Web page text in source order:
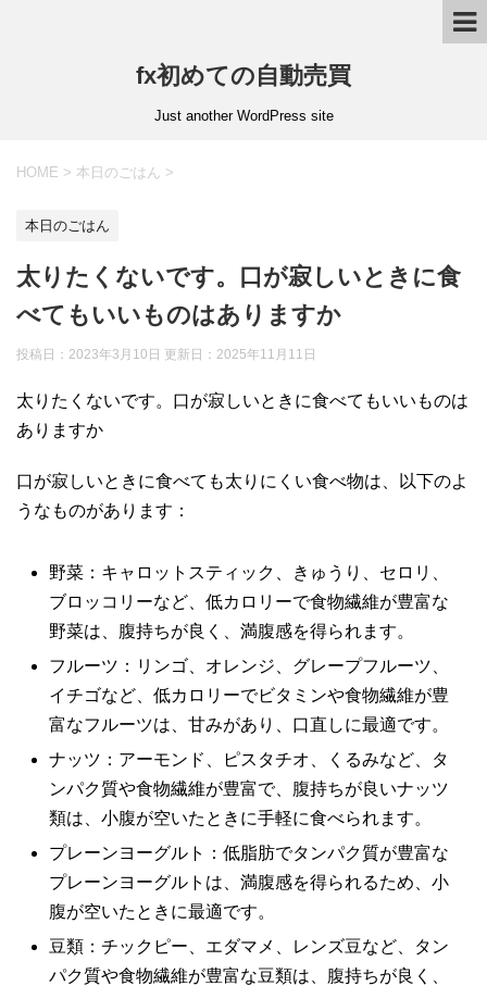
fx初めての自動売買
Just another WordPress site
HOME > 本日のごはん >
本日のごはん
太りたくないです。口が寂しいときに食
べてもいいものはありますか
投稿日：2023年3月10日 更新日： 2025年11月11日
太りたくないです。口が寂しいときに食べてもいいものは
ありますか
口が寂しいときに食べても太りにくい食べ物は、以下のよ
うなものがあります：
野菜：キャロットスティック、きゅうり、セロリ、
ブロッコリーなど、低カロリーで食物繊維が豊富な
野菜は、腹持ちが良く、満腹感を得られます。
フルーツ：リンゴ、オレンジ、グレープフルーツ、
イチゴなど、低カロリーでビタミンや食物繊維が豊
富なフルーツは、甘みがあり、口直しに最適です。
ナッツ：アーモンド、ピスタチオ、くるみなど、タ
ンパク質や食物繊維が豊富で、腹持ちが良いナッツ
類は、小腹が空いたときに手軽に食べられます。
プレーンヨーグルト：低脂肪でタンパク質が豊富な
プレーンヨーグルトは、満腹感を得られるため、小
腹が空いたときに最適です。
豆類：チックピー、エダマメ、レンズ豆など、タン
パク質や食物繊維が豊富な豆類は、腹持ちが良く、